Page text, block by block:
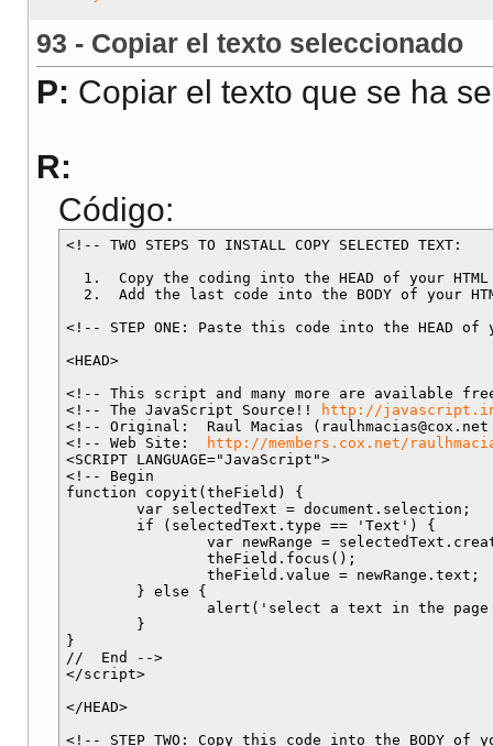
</script>
<form name="form">
<input
<input
<form>
Si tienes los
<form name="form">
<input
93 - Copiar el texto seleccionado
P: Copiar el texto que se ha
R:
Código:
<!-- TWO STEPS TO INSTALL COPY SELECTED TEXT:
1.  Copy the coding into the HEAD of your HTML
2.  Add the last code into the BODY of your
<!-- STEP ONE: Paste this code into the HEAD of
<HEAD>
<!-- This script and many more are available
<!-- The JavaScript Source!!
http://
<!-- Original:  Raul Macias ( raulhmacias@cox.net
<!-- Web Site:
http://members.cox.net/
<SCRIPT LANGUAGE="JavaScript">
<!-- Begin
function copyit(theField) {
}
//  End -->
</script>
</HEAD>
<!-- STEP TWO: Copy this code into the BODY of